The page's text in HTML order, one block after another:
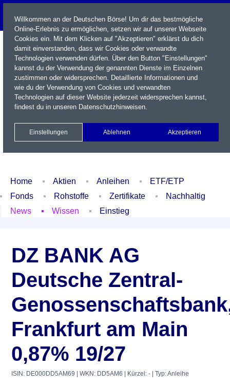
Name / WKN / ISIN / Kürzel
Newsletter Kontakt
Xetra Realtime
Watchlist Portfolio Login
Home Aktien Anleihen
ETF/ETP
Fonds
Rohstoffe Zertifikate
Nachhaltig
News
Wissen Einstieg
DZ BANK AG
Deutsche Zentral-
Frankfurt am Main
0,87% 19/27
ISIN: DE000DD5AM69 | WKN: DD5AM6 | Kürzel: - | Typ: Anleihe
Willkommen an der Deutschen Börse! Um dir das bestmögliche
Online-Erlebnis zu ermöglichen, setzen wir auf unserer Webseite
Cookies ein. Mit dem Klicken auf "Akzeptieren" erklärst du dich
damit einverstanden, dass wir Cookies oder verwandte
Technologien verwenden dürfen. Über den Button "Einstellungen"
kannst du der Verwendung der genannten Dienste im Einzelnen
zustimmen oder widersprechen. Detaillierte Informationen und
wie du der Verwendung von Cookies und verwandten
Technologien auf dieser Website jederzeit widersprechen kannst,
findest du in unseren Datenschutzhinweisen.
Einstellungen Ablehnen Akzeptieren